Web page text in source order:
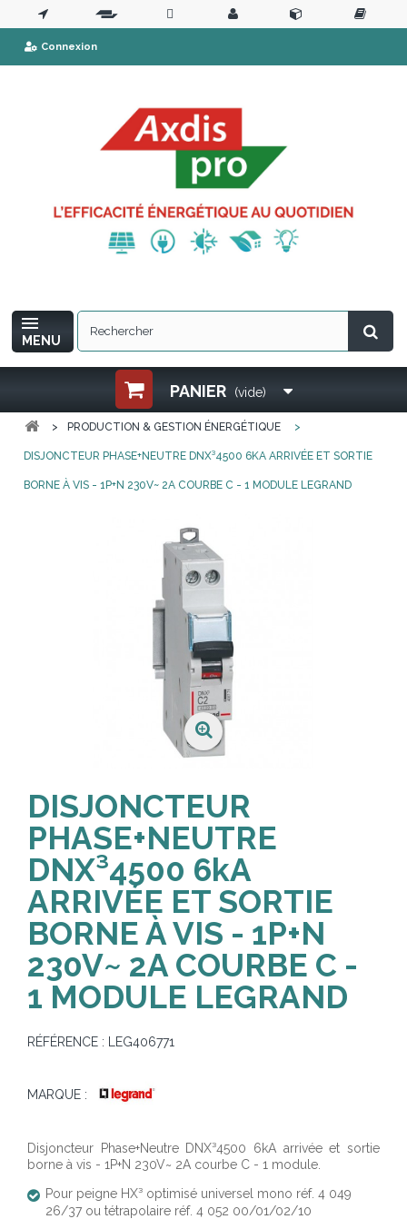
Connexion
PANIER (vide)
MENU
> PRODUCTION & GESTION ÉNERGÉTIQUE >
DISJONCTEUR PHASE+NEUTRE DNX³4500 6KA ARRIVÉE ET SORTIE
BORNE À VIS - 1P+N 230V~ 2A COURBE C - 1 MODULE LEGRAND
DISJONCTEUR
PHASE+NEUTRE
DNX³4500 6kA
ARRIVÉE ET SORTIE
BORNE À VIS - 1P+N
230V~ 2A COURBE C -
1 MODULE LEGRAND
RÉFÉRENCE : LEG406771
MARQUE :
Disjoncteur Phase+Neutre DNX³4500 6kA arrivée et sortie
borne à vis - 1P+N 230V~ 2A courbe C - 1 module.
Pour peigne HX³ optimisé universel mono réf. 4 049
26/37 ou tétrapolaire réf. 4 052 00/01/02/10